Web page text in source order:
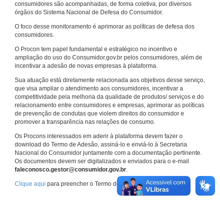
consumidores são acompanhadas, de forma coletiva, por diversos
órgãos do Sistema Nacional de Defesa do Consumidor.
O foco desse monitoramento é aprimorar as políticas de defesa dos
consumidores.
O Procon tem papel fundamental e estratégico no incentivo e
ampliação do uso do Consumidor.gov.br pelos consumidores, além de
incentivar a adesão de novas empresas à plataforma.
Sua atuação está diretamente relacionada aos objetivos desse serviço,
que visa ampliar o atendimento aos consumidores, incentivar a
competitividade pela melhoria da qualidade de produtos/ serviços e do
relacionamento entre consumidores e empresas, aprimorar as políticas
de prevenção de condutas que violem direitos do consumidor e
promover a transparência nas relações de consumo.
Os Procons interessados em aderir à plataforma devem fazer o
download do Termo de Adesão, assiná-lo e enviá-lo à Secretaria
Nacional do Consumidor juntamente com a documentação pertinente.
Os documentos devem ser digitalizados e enviados para o e-mail
faleconosco.gestor@consumidor.gov.br.
Clique aqui para preencher o Termo de Adesão.